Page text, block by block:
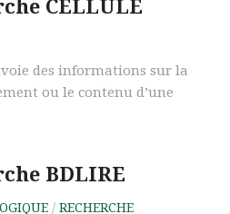
CELLULE
des informations sur la
ou le contenu d’une
BDLIRE
/ RECHERCHE